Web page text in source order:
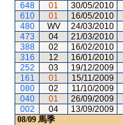
648
01 30/05/2010
610
01 16/05/2010
480
WV 24/03/2010
473
04 21/03/2010
388
02 16/02/2010
316
12 16/01/2010
252
03 19/12/2009
161
01 15/11/2009
080
02 11/10/2009
040
01 26/09/2009
002
04 13/09/2009
08/09 馬季